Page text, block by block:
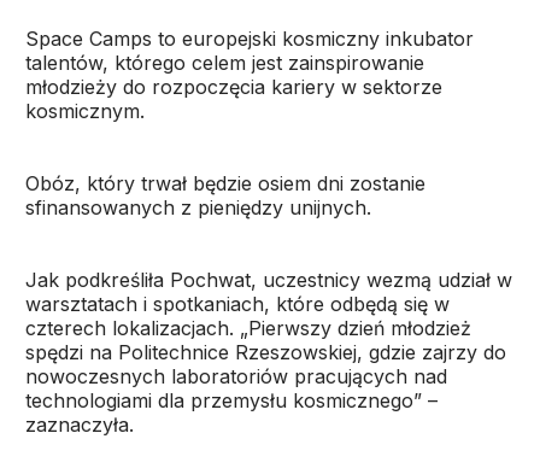
Space Camps to europejski kosmiczny inkubator
talentów, którego celem jest zainspirowanie
młodzieży do rozpoczęcia kariery w sektorze
kosmicznym.
Obóz, który trwał będzie osiem dni zostanie
sfinansowanych z pieniędzy unijnych.
Jak podkreśliła Pochwat, uczestnicy wezmą udział w
warsztatach i spotkaniach, które odbędą się w
czterech lokalizacjach. „Pierwszy dzień młodzież
spędzi na Politechnice Rzeszowskiej, gdzie zajrzy do
nowoczesnych laboratoriów pracujących nad
technologiami dla przemysłu kosmicznego” –
zaznaczyła.